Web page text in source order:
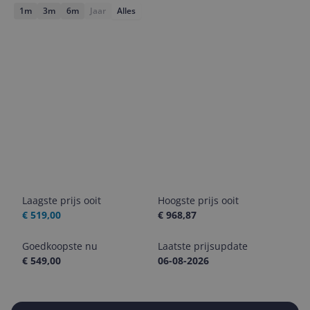
1m 3m 6m Jaar Alles
Laagste prijs ooit
€ 519,00
Hoogste prijs ooit
€ 968,87
Goedkoopste nu
€ 549,00
Laatste prijsupdate
06-08-2026